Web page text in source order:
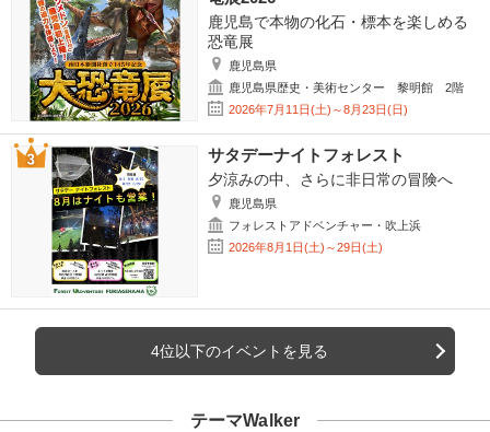
鹿児島で本物の化石・標本を楽しめる
恐竜展
鹿児島県
鹿児島県歴史・美術センター 黎明館 2階
2026年7月11日(土)～8月23日(日)
サタデーナイトフォレスト
夕涼みの中、さらに非日常の冒険へ
鹿児島県
フォレストアドベンチャー・吹上浜
2026年8月1日(土)～29日(土)
4位以下のイベントを見る
テーマWalker